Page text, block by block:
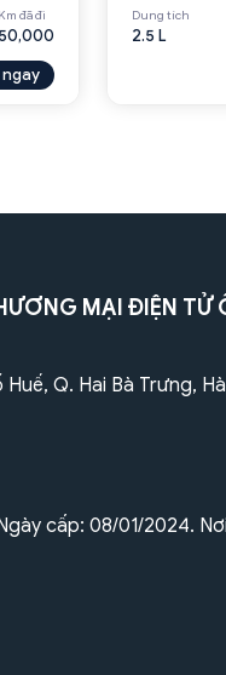
Km đã đi
50,000
Dung tích
2.5 L
MẠI ĐIỆN TỬ
Q. Hai Bà Trưng, Hà
cấp: 08/01/2024. Nơi